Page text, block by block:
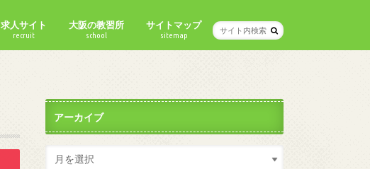
求人サイト
recruit
大阪の教習所
school
サイトマップ
sitemap
アーカイブ